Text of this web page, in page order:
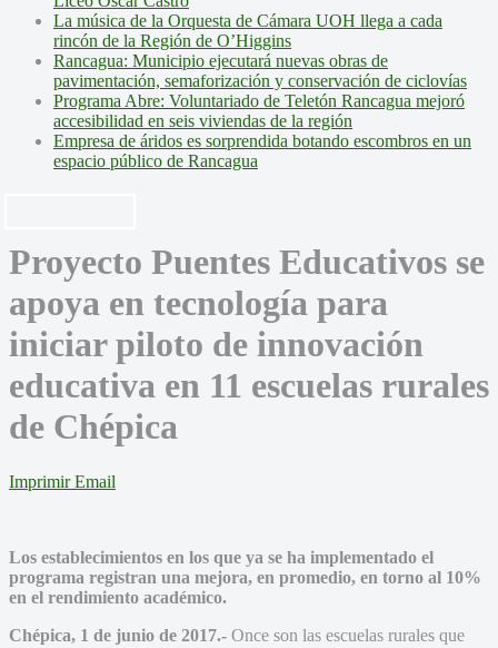
La música de la Orquesta de Cámara UOH llega a cada
rincón de la Región de O’Higgins
Rancagua: Municipio ejecutará nuevas obras de
pavimentación, semaforización y conservación de ciclovías
Programa Abre: Voluntariado de Teletón Rancagua mejoró
accesibilidad en seis viviendas de la región
Empresa de áridos es sorprendida botando escombros en un
espacio público de Rancagua
Proyecto Puentes Educativos se
apoya en tecnología para
iniciar piloto de innovación
educativa en 11 escuelas rurales
de Chépica
Imprimir Email
Los establecimientos en los que ya se ha implementado el
programa registran una mejora, en promedio, en torno al 10%
en el rendimiento académico.
Chépica, 1 de junio de 2017.- Once son las escuelas rurales que